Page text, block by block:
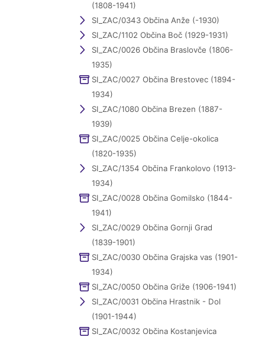
(1808-1941)
SI_ZAC/0343 Občina Anže (-1930)
SI_ZAC/1102 Občina Boč (1929-1931)
SI_ZAC/0026 Občina Braslovče (1806-
1935)
SI_ZAC/0027 Občina Brestovec (1894-
1934)
SI_ZAC/1080 Občina Brezen (1887-
1939)
SI_ZAC/0025 Občina Celje-okolica
(1820-1935)
SI_ZAC/1354 Občina Frankolovo (1913-
1934)
SI_ZAC/0028 Občina Gomilsko (1844-
1941)
SI_ZAC/0029 Občina Gornji Grad
(1839-1901)
SI_ZAC/0030 Občina Grajska vas (1901-
1934)
SI_ZAC/0050 Občina Griže (1906-1941)
SI_ZAC/0031 Občina Hrastnik - Dol
(1901-1944)
SI_ZAC/0032 Občina Kostanjevica